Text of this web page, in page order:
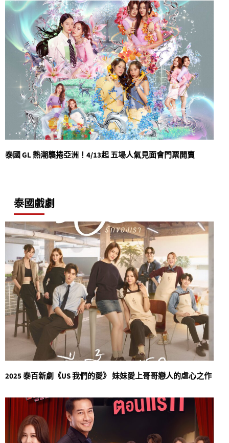
泰國 GL 熱潮襲捲亞洲！4/13起 五場人氣見面會門票開賣
泰國戲劇
2025 泰百新劇《US 我們的愛》 妹妹愛上哥哥戀人的虐心之作